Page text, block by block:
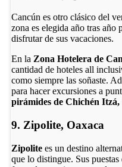
Cancún es otro clásico del
zona es elegida año tras año
disfrutar de sus vacaciones.
En la Zona Hotelera de
cantidad de hoteles all
como siempre las soñaste.
para hacer excursiones a
pirámides de Chichén Itzá,
9. Zipolite, Oaxaca
Zipolitees un destino
que lo distingue. Sus